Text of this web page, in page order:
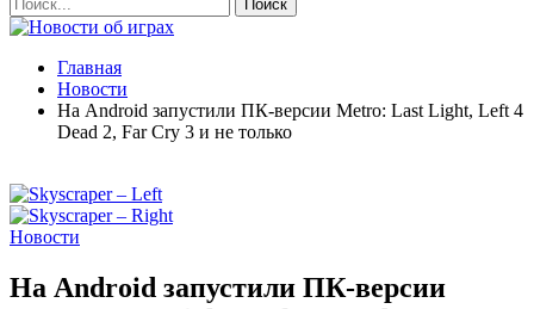
Главная
Новости
На Android запустили ПК-версии Metro: Last Light, Left 4
Dead 2, Far Cry 3 и не только
Новости
На Android запустили ПК-версии